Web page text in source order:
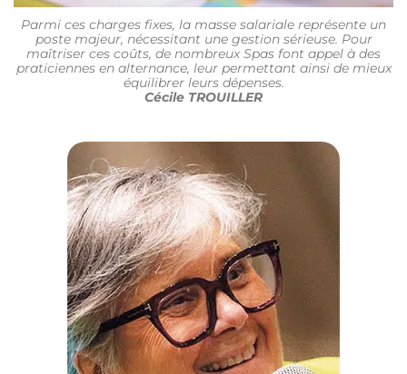
Parmi ces charges fixes, la masse salariale représente un
poste majeur, nécessitant une gestion sérieuse. Pour
maîtriser ces coûts, de nombreux Spas font appel à des
praticiennes en alternance, leur permettant ainsi de mieux
équilibrer leurs dépenses.
Cécile TROUILLER